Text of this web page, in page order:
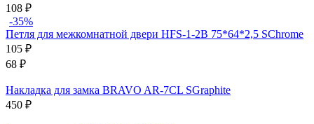
108 ₽
-35%
Петля для межкомнатной двери HFS-1-2B 75*64*2,5 SChrome
105 ₽
68 ₽
Накладка для замка BRAVO AR-7CL SGraphite
450 ₽